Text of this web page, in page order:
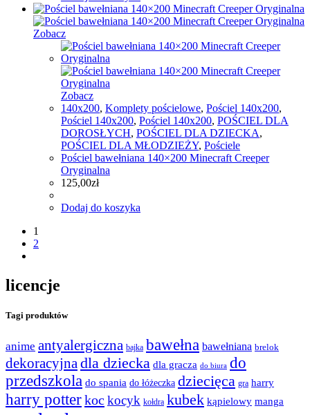
Zobacz
Zobacz
140x200, Komplety pościelowe, Pościel 140x200,
Pościel 140x200, Pościel 140x200, POŚCIEL DLA
DOROSŁYCH, POŚCIEL DLA DZIECKA,
POŚCIEL DLA MŁODZIEŻY, Pościele
Pościel bawełniana 140×200 Minecraft Creeper
Oryginalna
125,00zł
Dodaj do koszyka
1
2
licencje
Tagi produktów
anime antyalergiczna bajka bawełna bawełniana brelok
dekoracyjna dla dziecka dla gracza do biura do
przedszkola do spania do łóżeczka dziecięca gra harry
harry potterkoc kocyk kołdra kubek kąpielowy manga